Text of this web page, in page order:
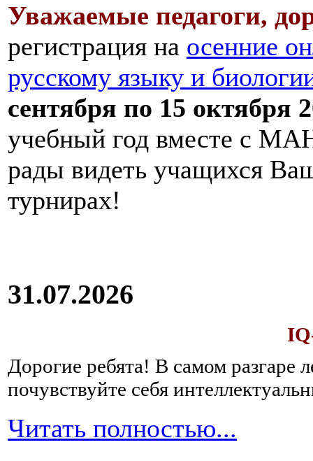
Уважаемые педагоги,
регистрация на осенние
русскому языку и
сентября по 15 октября
учебный год вместе с
рады видеть учащихся
турнирах!
31.07.2026
Дорогие ребята! В самом разгаре
почувствуйте себя
Читать полностью...